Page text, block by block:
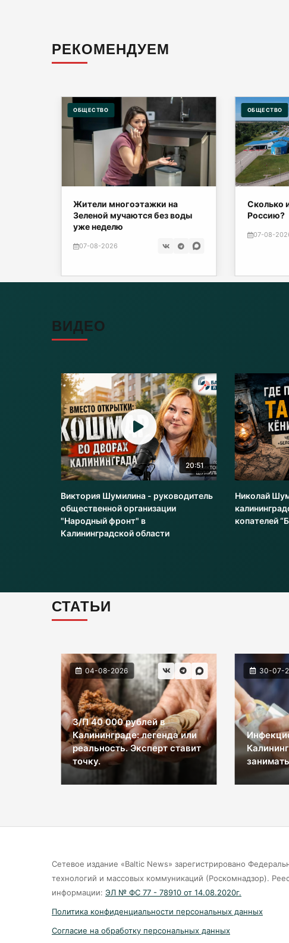
РЕКОМЕНДУЕМ
ОБЩЕСТВО
Жители многоэтажки на
Зеленой мучаются без воды
уже неделю
07-08-2026
ОБЩЕСТВО
Сколько
Россию?
07-08-
ВИДЕО
20:51
Виктория Шумилина - руководитель
общественной организации
"Народный фронт" в
Калининградской области
Николай
копателей
СТАТЬИ
04-08-2026
З/П 40 000 рублей в
Калининграде: легенда или
реальность. Эксперт ставит
точку.
30-07-
Сетевое издание «Baltic News» зарегистрировано
технологий и массовых коммуникаций (Роскомнадзор).
информации: ЭЛ № ФС 77 - 78910 от 14.08.2020г.
Политика конфиденциальности персональных данных
Согласие на обработку персональных данных